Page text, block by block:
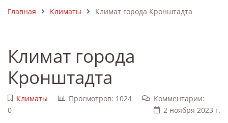
Главная Климаты Климат города Кронштадта
Климат города
Кронштадта
Климаты Просмотров: 1024
Комментарии:
0
2 ноября 2023 г.